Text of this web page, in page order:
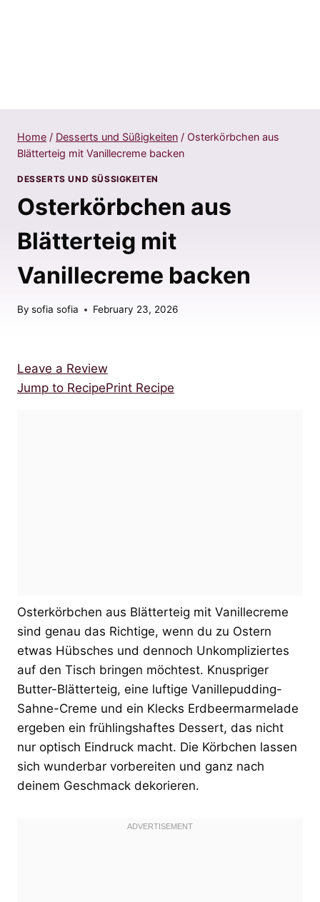
Home / Desserts und Süßigkeiten / Osterkörbchen aus
Blätterteig mit Vanillecreme backen
DESSERTS UND SÜSSIGKEITEN
Osterkörbchen aus
Blätterteig mit
Vanillecreme backen
By sofia sofia February 23, 2026
Jump to RecipePrint Recipe
Leave a Review
Osterkörbchen aus Blätterteig mit Vanillecreme
sind genau das Richtige, wenn du zu Ostern
etwas Hübsches und dennoch Unkompliziertes
auf den Tisch bringen möchtest. Knuspriger
Butter-Blätterteig, eine luftige Vanillepudding-
Sahne-Creme und ein Klecks Erdbeermarmelade
ergeben ein frühlingshaftes Dessert, das nicht
nur optisch Eindruck macht. Die Körbchen lassen
sich wunderbar vorbereiten und ganz nach
deinem Geschmack dekorieren.